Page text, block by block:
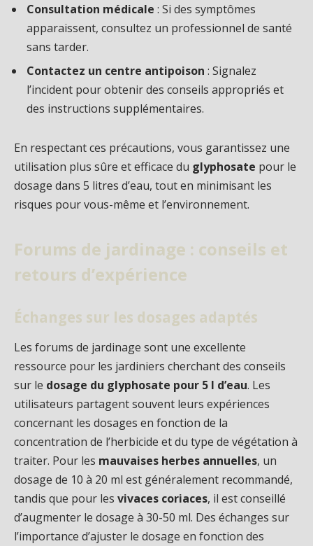
Consultation médicale : Si des symptômes
apparaissent, consultez un professionnel de santé
sans tarder.
Contactez un centre antipoison : Signalez
l’incident pour obtenir des conseils appropriés et
des instructions supplémentaires.
En respectant ces précautions, vous garantissez une
utilisation plus sûre et efficace du glyphosate pour le
dosage dans 5 litres d’eau, tout en minimisant les
risques pour vous-même et l’environnement.
Forums de jardinage : conseils et
retours d’expérience
Échanges sur les dosages adaptés
Les forums de jardinage sont une excellente
ressource pour les jardiniers cherchant des conseils
sur le dosage du glyphosate pour 5 l d’eau. Les
utilisateurs partagent souvent leurs expériences
concernant les dosages en fonction de la
concentration de l’herbicide et du type de végétation à
traiter. Pour les mauvaises herbes annuelles, un
dosage de 10 à 20 ml est généralement recommandé,
tandis que pour les vivaces coriaces, il est conseillé
d’augmenter le dosage à 30-50 ml. Des échanges sur
l’importance d’ajuster le dosage en fonction des